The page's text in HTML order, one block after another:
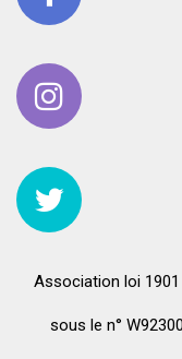
Association loi
sous le n°